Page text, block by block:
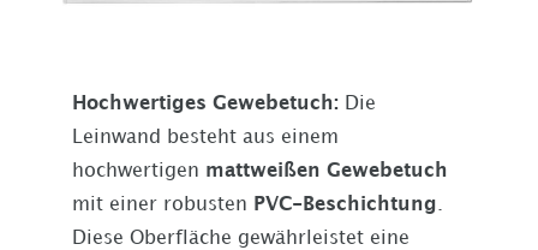
Hochwertiges Gewebetuch: Die
Leinwand besteht aus einem
hochwertigen mattweißen Gewebetuch
mit einer robusten PVC-Beschichtung.
Diese Oberfläche gewährleistet eine